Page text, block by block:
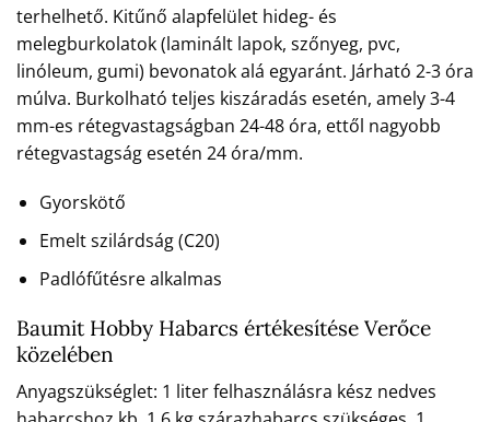
terhelhető. Kitűnő alapfelület hideg- és
melegburkolatok (laminált lapok, szőnyeg, pvc,
linóleum, gumi) bevonatok alá egyaránt. Járható 2-3 óra
múlva. Burkolható teljes kiszáradás esetén, amely 3-4
mm-es rétegvastagságban 24-48 óra, ettől nagyobb
rétegvastagság esetén 24 óra/mm.
Gyorskötő
Emelt szilárdság (C20)
Padlófűtésre alkalmas
Baumit Hobby Habarcs értékesítése Verőce
közelében
Anyagszükséglet: 1 liter felhasználásra kész nedves